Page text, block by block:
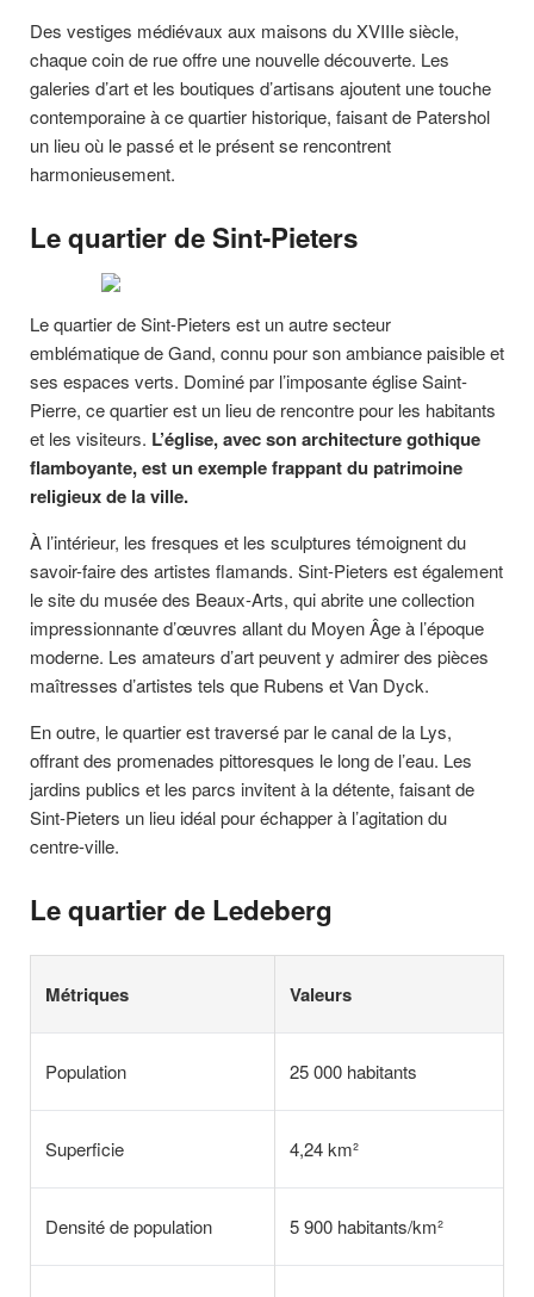
Des vestiges médiévaux aux maisons du XVIIIe siècle,
chaque coin de rue offre une nouvelle découverte. Les
galeries d’art et les boutiques d’artisans ajoutent une touche
contemporaine à ce quartier historique, faisant de Patershol
un lieu où le passé et le présent se rencontrent
harmonieusement.
Le quartier de Sint-Pieters
Le quartier de Sint-Pieters est un autre secteur
emblématique de Gand, connu pour son ambiance paisible et
ses espaces verts. Dominé par l’imposante église Saint-
Pierre, ce quartier est un lieu de rencontre pour les habitants
et les visiteurs. L’église, avec son architecture gothique
flamboyante, est un exemple frappant du patrimoine
religieux de la ville.
À l’intérieur, les fresques et les sculptures témoignent du
savoir-faire des artistes flamands. Sint-Pieters est également
le site du musée des Beaux-Arts, qui abrite une collection
impressionnante d’œuvres allant du Moyen Âge à l’époque
moderne. Les amateurs d’art peuvent y admirer des pièces
maîtresses d’artistes tels que Rubens et Van Dyck.
En outre, le quartier est traversé par le canal de la Lys,
offrant des promenades pittoresques le long de l’eau. Les
jardins publics et les parcs invitent à la détente, faisant de
Sint-Pieters un lieu idéal pour échapper à l’agitation du
centre-ville.
Le quartier de Ledeberg
Métriques Valeurs
Population 25 000 habitants
Superficie 4,24 km²
Densité de population 5 900 habitants/km²